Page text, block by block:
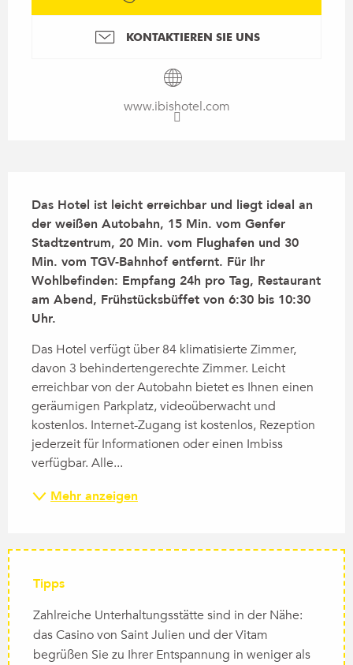
KONTAKTIEREN SIE UNS
www.ibishotel.com
Das Hotel ist leicht erreichbar und liegt ideal an
der weißen Autobahn, 15 Min. vom Genfer
Stadtzentrum, 20 Min. vom Flughafen und 30
Min. vom TGV-Bahnhof entfernt. Für Ihr
Wohlbefinden: Empfang 24h pro Tag, Restaurant
am Abend, Frühstücksbüffet von 6:30 bis 10:30
Uhr.
Das Hotel verfügt über 84 klimatisierte Zimmer,
davon 3 behindertengerechte Zimmer. Leicht
erreichbar von der Autobahn bietet es Ihnen einen
geräumigen Parkplatz, videoüberwacht und
kostenlos. Internet-Zugang ist kostenlos, Rezeption
jederzeit für Informationen oder einen Imbiss
verfügbar. Alle...
Mehr anzeigen
Tipps
Zahlreiche Unterhaltungsstätte sind in der Nähe:
das Casino von Saint Julien und der Vitam
begrüßen Sie zu Ihrer Entspannung in weniger als